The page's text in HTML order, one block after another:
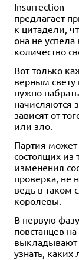
Insurrection —
предлагает
к цитадели,
она не успела
количество
Вот только
верным
нужно
начисляются
зависят от
или зло.
Партия может
состоящих из
изменения
проверка, не
ведь в таком
королевы.
В первую
повстанцев
выкладывают
узнать,